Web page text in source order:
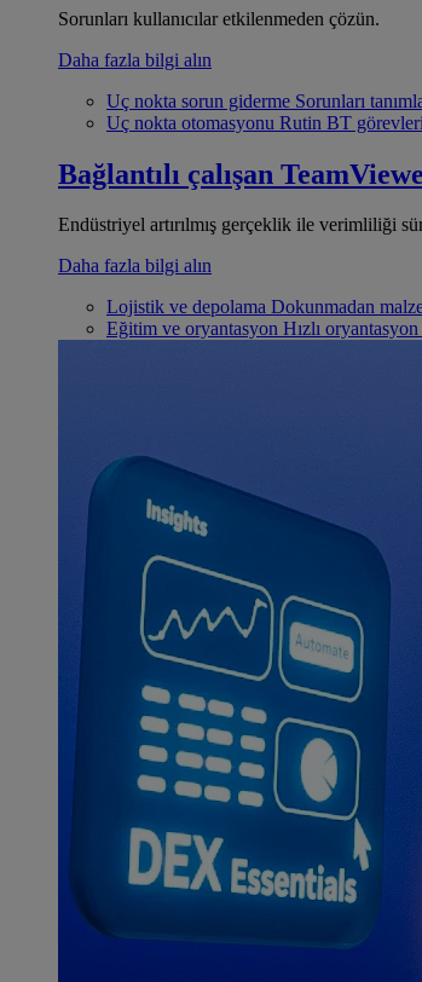
Sorunları kullanıcılar etkilenmeden çözün.
Daha fazla bilgi alın
Uç nokta sorun giderme Sorunları
Uç nokta otomasyonu Rutin BT
Bağlantılı çalışan
Endüstriyel artırılmış gerçeklik ile verimliliği
Daha fazla bilgi alın
Lojistik ve depolama Dokunmadan
Eğitim ve oryantasyon Hızlı